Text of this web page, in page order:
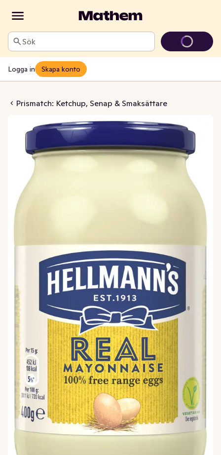
Sök
Logga in Skapa konto
Prismatch: Ketchup, Senap & Smaksättare
Real